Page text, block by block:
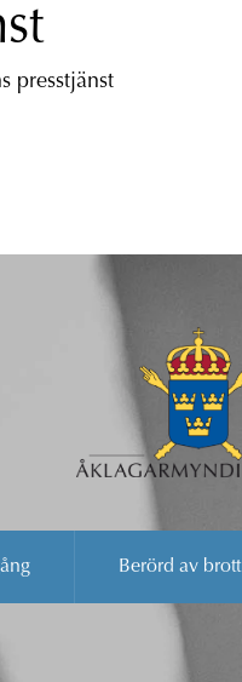
presstjänst
Berörd av brott